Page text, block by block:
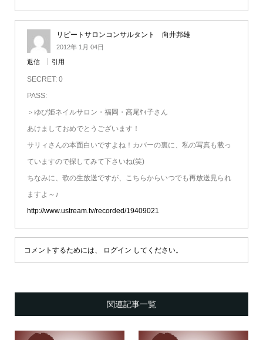
リピートサロンコンサルタント 向井邦雄
2012年 1月 04日
返信 引用
SECRET: 0
PASS:
＞ゆび姫ネイルサロン・福岡・高尾ｹｨ子さん
あけましておめでとうございます！
サリィさんの本面白いですよね！カバーの裏に、私の写真も載っ
ていますので探してみて下さいね(笑)
ちなみに、歌の生放送ですが、こちらからいつでも再放送見られ
ますよ～♪
http://www.ustream.tv/recorded/19409021
コメントするためには、 ログイン してください。
関連記事一覧